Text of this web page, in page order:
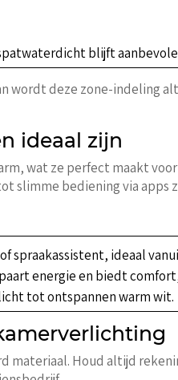
blijft
wordt deze zone-indeling
ideaal zijn
wat ze perfect maakt
slimme bediening via apps
spraakassistent, ideaal
energie en biedt comfort,
tot ontspannen warm wit.
materiaal. Houd altijd